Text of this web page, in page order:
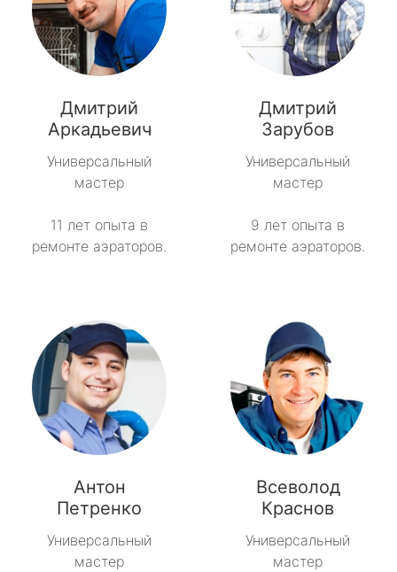
Дмитрий
Аркадьевич
Универсальный
мастер
11 лет опыта в
ремонте аэраторов.
Дмитрий
Зарубов
Универсальный
мастер
9 лет опыта в
ремонте аэраторов.
Антон
Петренко
Универсальный
мастер
Всеволод
Краснов
Универсальный
мастер